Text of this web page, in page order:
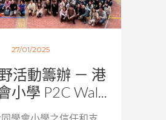
27/01/2025
活動籌辦 － 港
小學 P2C Wal...